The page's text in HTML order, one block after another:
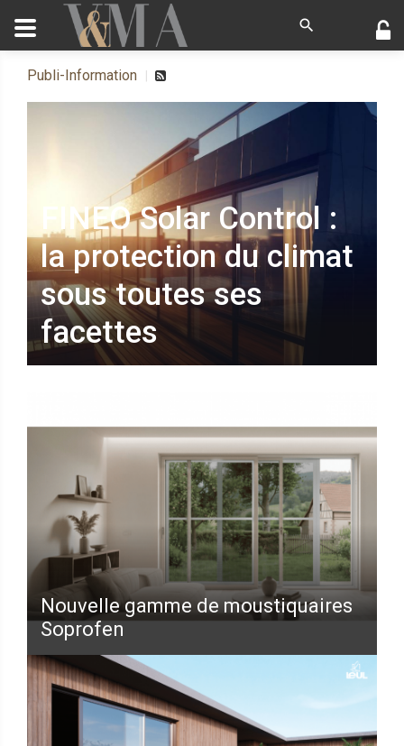
Publi-Information
FINEO Solar Control :
la protection du climat
sous toutes ses
facettes
Nouvelle gamme de moustiquaires
Soprofen